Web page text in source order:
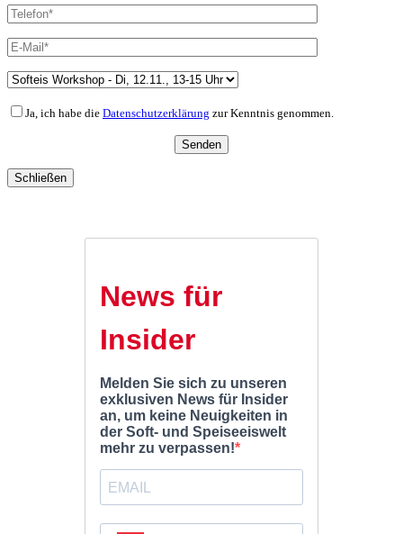
Ja, ich habe die Datenschutzerklärung zur Kenntnis genommen.
Schließen